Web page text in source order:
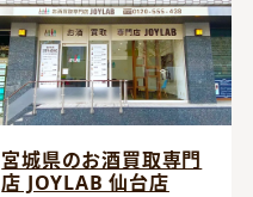
宮城県のお酒買取専門
店 JOYLAB 仙台店